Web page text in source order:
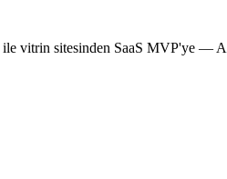
ile vitrin sitesinden SaaS MVP'ye —